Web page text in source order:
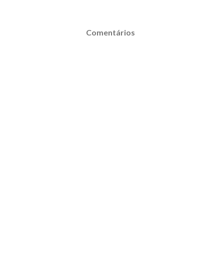
Comentários